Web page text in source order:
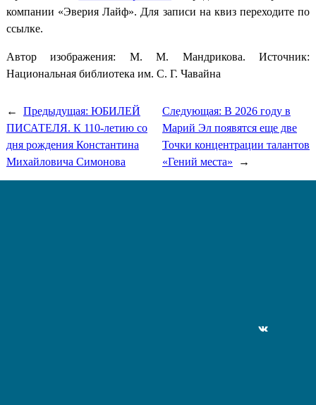
компании «Эверия Лайф». Для записи на квиз переходите по
ссылке.
Автор изображения: М. М. Мандрикова. Источник:
Национальная библиотека им. С. Г. Чавайна
← Предыдущая: ЮБИЛЕЙ
ПИСАТЕЛЯ. К 110-летию со
дня рождения Константина
Михайловича Симонова
Следующая: В 2026 году в
Марий Эл появятся еще две
Точки концентрации талантов
«Гений места»
→
ВКонтакте